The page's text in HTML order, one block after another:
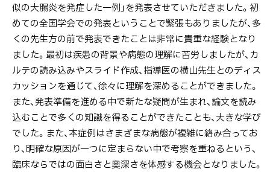
似の大腸炎を発症した一例」を発表させていただきました。初
めての全国学会での発表ということで緊張もありましたが、多
くの先生方の前で発表できたことは非常に貴重な経験となり
ました。最初は疾患の背景や病態の理解に苦労しましたが、カ
ルテの読み込みやスライド作成、指導医の横山先生とのディス
カッションを通じて、徐々に理解を深めることができました。
また、発表準備を進める中で新たな疑問が生まれ、論文を読み
込むことで多くの知識を得ることができたことも、大きな学び
でした。また、本症例はさまざまな病態が複雑に絡み合ってお
り、明確な原因が一つに定まらない中で考察を重ねるという、
臨床ならではの面白さと奥深さを体感する機会となりました。